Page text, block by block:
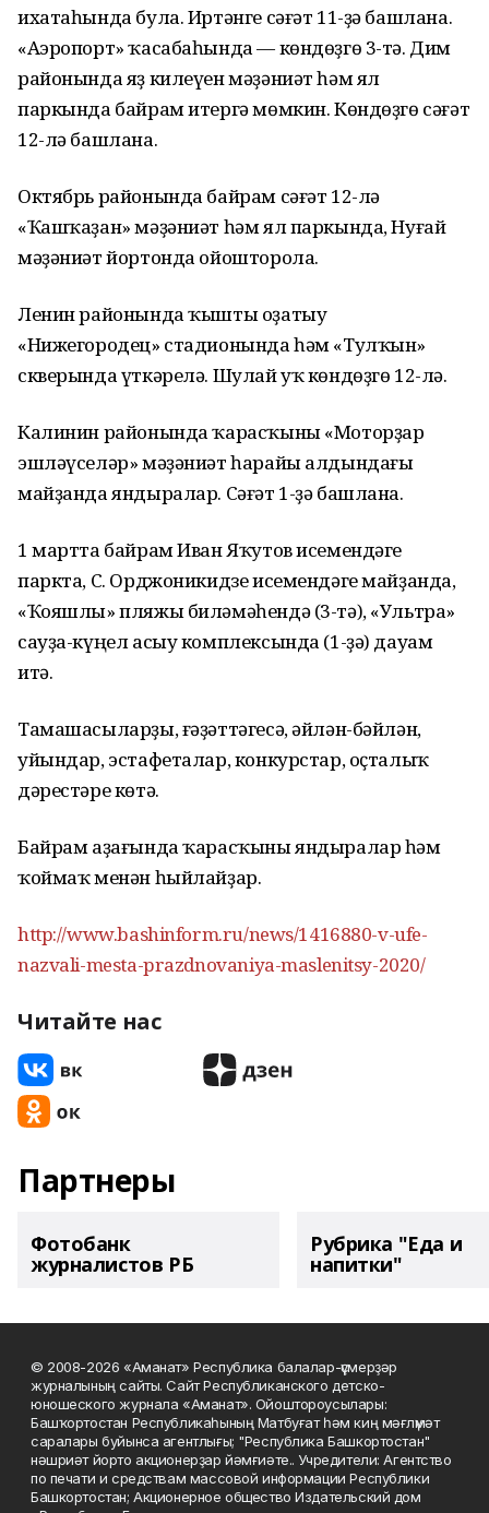
ихатаһында була. Иртәнге сәғәт 11-ҙә башлана.
«Аэропорт» ҡасабаһында — көндөҙгө 3-тә. Дим
районында яҙ килеүен мәҙәниәт һәм ял
паркында байрам итергә мөмкин. Көндөҙгө сәғәт
12-лә башлана.
Октябрь районында байрам сәғәт 12-лә
«Ҡашҡаҙан» мәҙәниәт һәм ял паркында, Нуғай
мәҙәниәт йортонда ойошторола.
Ленин районында ҡышты оҙатыу
«Нижегородец» стадионында һәм «Тулҡын»
скверында үткәрелә. Шулай уҡ көндөҙгө 12-лә.
Калинин районында ҡарасҡыны «Моторҙар
эшләүселәр» мәҙәниәт һарайы алдындағы
майҙанда яндыралар. Сәғәт 1-ҙә башлана.
1 мартта байрам Иван Яҡутов исемендәге
паркта, С. Орджоникидзе исемендәге майҙанда,
«Ҡояшлы» пляжы биләмәһендә (3-тә), «Ультра»
сауҙа-күңел асыу комплексында (1-ҙә) дауам
итә.
Тамашасыларҙы, ғәҙәттәгесә, әйлән-бәйлән,
уйындар, эстафеталар, конкурстар, оҫталыҡ
дәрестәре көтә.
Байрам аҙағында ҡарасҡыны яндыралар һәм
ҡоймаҡ менән һыйлайҙар.
http://www.bashinform.ru/news/1416880-v-ufe-
nazvali-mesta-prazdnovaniya-maslenitsy-2020/
Читайте нас
Партнеры
Фотобанк
журналистов РБ
Рубрика "Еда и
напитки"
© 2008-2026 «Аманат» Республика балалар-үҫмерҙәр
журналының сайты. Сайт Республиканского детско-
юношеского журнала «Аманат». Ойоштороусылары:
Башҡортостан Республикаһының Матбуғат һәм киң мәғлүмәт
саралары буйынса агентлығы; "Республика Башкортостан"
нәшриәт йорто акционерҙар йәмғиәте.. Учредители: Агентство
по печати и средствам массовой информации Республики
Башкортостан; Акционерное общество Издательский дом